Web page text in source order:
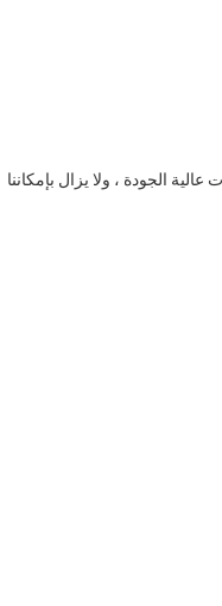
الجودة ، ولا يزال بإمكاننا